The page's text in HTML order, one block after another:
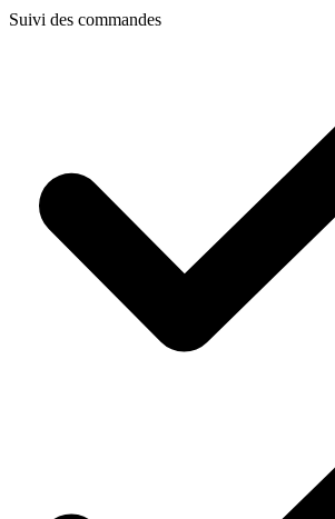
Suivi des commandes